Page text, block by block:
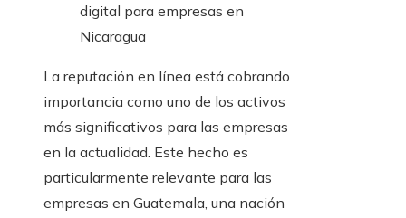
La reputación en línea está cobrando
importancia como uno de los activos
más significativos para las empresas
en la actualidad. Este hecho es
particularmente relevante para las
empresas en Guatemala, una nación